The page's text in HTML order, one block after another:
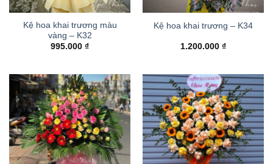
Kệ hoa khai trương màu
vàng – K32
995.000 ₫
Kệ hoa khai trương – K34
1.200.000 ₫